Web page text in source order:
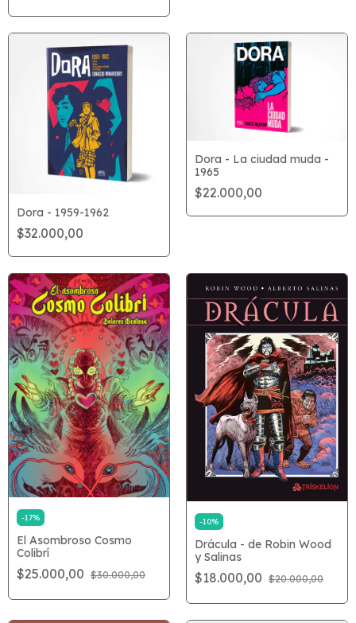
Dora - 1959-1962
$32.000,00
Dora - La ciudad muda -
1965
$22.000,00
-17%
El Asombroso Cosmo
Colibrí
$25.000,00 $30.000,00
-10%
Drácula - de Robin Wood
y Salinas
$18.000,00 $20.000,00